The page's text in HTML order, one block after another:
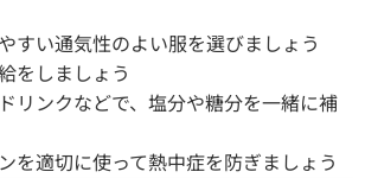
すい通気性のよい服を選びましょう
をしましょう
リンクなどで、塩分や糖分を一緒に補
を適切に使って熱中症を防ぎましょう